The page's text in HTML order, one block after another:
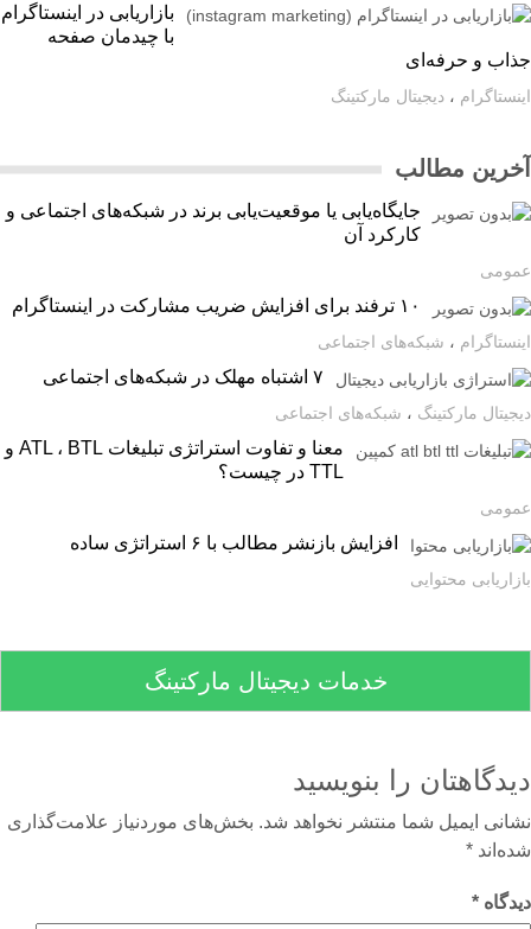
بازاریابی در اینستاگرام
با چیدمان صفحه
و حرفه‌ای
،دیجیتال مارکتینگ
مطالب
جایگاه‌یابی یا موقعیت‌یابی برند در شبکه‌های اجتماعی و
کارکرد آن
۱۰ ترفند برای افزایش ضریب مشارکت در اینستاگرام
،شبکه‌های اجتماعی
مارکتینگ،شبکه‌های اجتماعی
معنا و تفاوت استراتژی تبلیغات ATL ، BTL و
TTL در چیست؟
افزایش بازنشر مطالب با ۶ استراتژی ساده
محتوایی
خدمات دیجیتال مارکتینگ
را بنویسید
ایمیل شما منتشر نخواهد شد. بخش‌های موردنیاز علامت‌گذاری
*
*